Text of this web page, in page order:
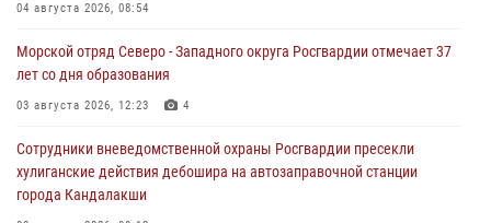
04 августа 2026, 08:54
Морской отряд Северо - Западного округа Росгвардии отмечает 37
лет со дня образования
03 августа 2026, 12:23 4
Сотрудники вневедомственной охраны Росгвардии пресекли
хулиганские действия дебошира на автозаправочной станции
города Кандалакши